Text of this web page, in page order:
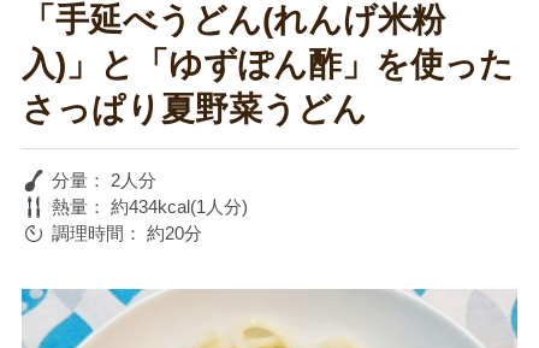
「手延べうどん(れんげ米粉
入)」と「ゆずぽん酢」を使った
さっぱり夏野菜うどん
分量：
2人分
熱量： 約434kcal(1人分)
調理時間： 約20分